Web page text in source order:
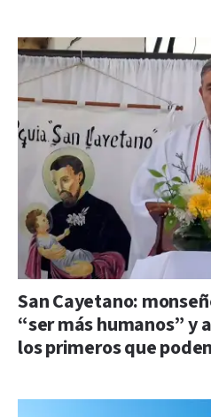
San Cayetano:
“ser más humanos” y
los primeros que